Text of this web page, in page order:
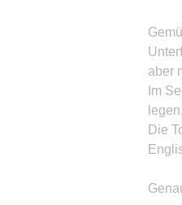
aber
Im
legen.
Die